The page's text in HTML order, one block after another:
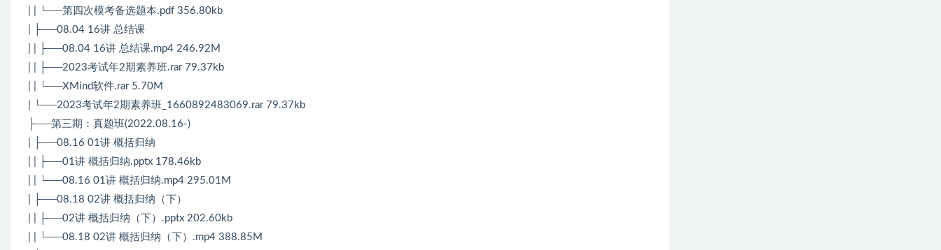
| | └──第四次模考备选题本.pdf 356.80kb
| ├──08.04 16讲 总结课
| | ├──08.04 16讲 总结课.mp4 246.92M
| | ├──2023考试年2期素养班.rar 79.37kb
| | └──XMind软件.rar 5.70M
| └──2023考试年2期素养班_1660892483069.rar 79.37kb
├──第三期：真题班(2022.08.16-)
| ├──08.16 01讲 概括归纳
| | ├──01讲 概括归纳.pptx 178.46kb
| | └──08.16 01讲 概括归纳.mp4 295.01M
| ├──08.18 02讲 概括归纳（下）
| | ├──02讲 概括归纳（下）.pptx 202.60kb
| | └──08.18 02讲 概括归纳（下）.mp4 388.85M